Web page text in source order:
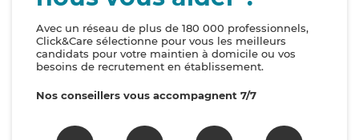
Avec un réseau de plus de 180 000 professionnels,
Click&Care sélectionne pour vous les meilleurs
candidats pour votre maintien à domicile ou vos
besoins de recrutement en établissement.
Nos conseillers vous accompagnent 7/7